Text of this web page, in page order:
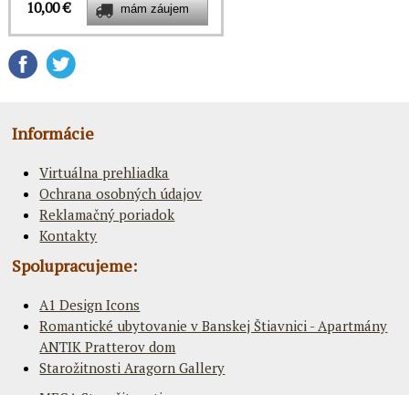
10,00 €
Informácie
Virtuálna prehliadka
Ochrana osobných údajov
Reklamačný poriadok
Kontakty
Spolupracujeme:
A1 Design Icons
Romantické ubytovanie v Banskej Štiavnici - Apartmány
ANTIK Pratterov dom
Starožitnosti Aragorn Gallery